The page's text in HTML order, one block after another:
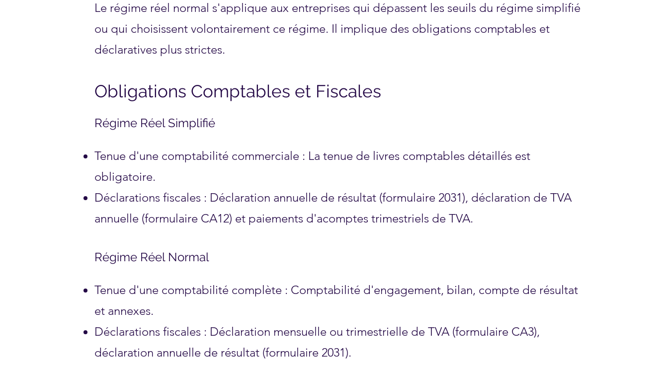
Le régime réel normal s'applique aux entreprises qui dépassent les seuils du régime simplifié
ou qui choisissent volontairement ce régime. Il implique des obligations comptables et
déclaratives plus strictes.
Obligations Comptables et Fiscales
Régime Réel Simplifié
Tenue d'une comptabilité commerciale : La tenue de livres comptables détaillés est
obligatoire.
Déclarations fiscales : Déclaration annuelle de résultat (formulaire 2031), déclaration de TVA
annuelle (formulaire CA12) et paiements d'acomptes trimestriels de TVA.
Régime Réel Normal
Tenue d'une comptabilité complète : Comptabilité d'engagement, bilan, compte de résultat
et annexes.
Déclarations fiscales : Déclaration mensuelle ou trimestrielle de TVA (formulaire CA3),
déclaration annuelle de résultat (formulaire 2031).